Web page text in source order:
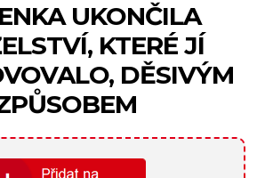
UKONČILA
KTERÉ JÍ
DĚSIVÝM